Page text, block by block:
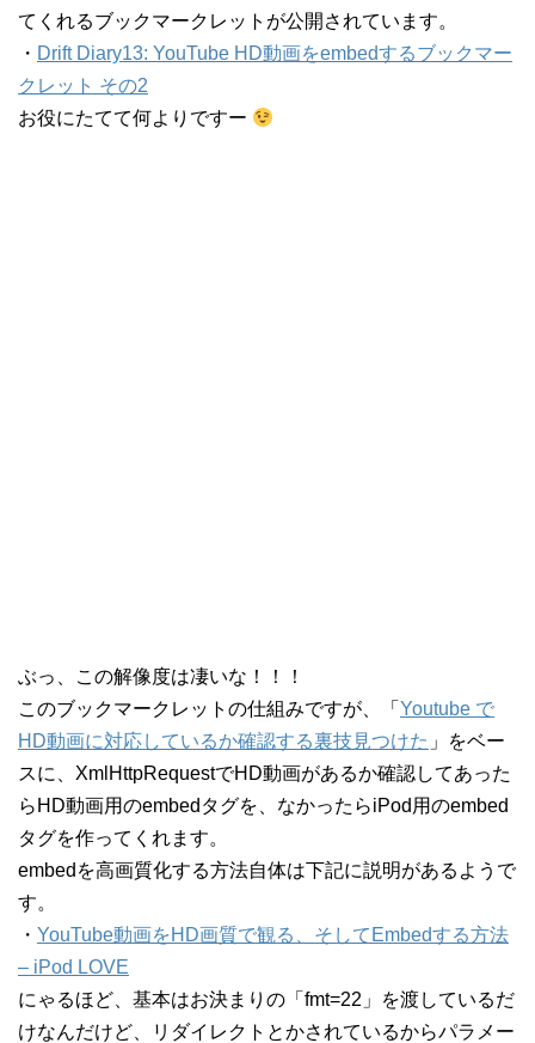
てくれるブックマークレットが公開されています。
・ Drift Diary13: YouTube HD動画をembedするブックマー
クレット その2
お役にたてて何よりですー
ぶっ、この解像度は凄いな！！！
このブックマークレットの仕組みですが、「 Youtube で
HD動画に対応しているか確認する裏技見つけた 」をベー
スに、XmlHttpRequestでHD動画があるか確認してあった
らHD動画用のembedタグを、なかったらiPod用のembed
タグを作ってくれます。
embedを高画質化する方法自体は下記に説明があるようで
す。
・ YouTube動画をHD画質で観る、そしてEmbedする方法
– iPod LOVE
にゃるほど、基本はお決まりの「fmt=22」を渡しているだ
けなんだけど、リダイレクトとかされているからパラメー